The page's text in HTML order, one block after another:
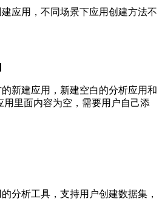
应用，不同场景下应用创建方法不
新建应用，新建空白的分析应用和
里面内容为空，需要用户自己添
分析工具，支持用户创建数据集，